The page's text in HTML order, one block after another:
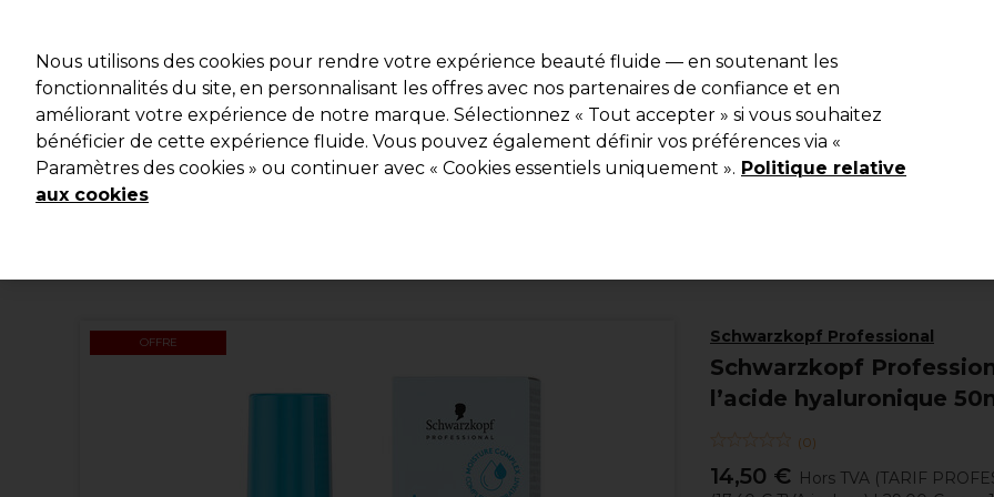
Rechercher
Marques Bons plans Coiffure Electro et Matériel Equipement de salon Beauté Hommes Les
Livraison et délais
Schwarzkopf Professional
Schwarzkopf
l’acide hyaluronique
(0)
14,50 € Hors TVA (TARIF
OFFRE
Nous utilisons des cookies pour rendre votre expérience beauté fluide — en soutenant les
fonctionnalités du site, en personnalisant les offres avec nos partenaires de confiance et en
améliorant votre expérience de notre marque. Sélectionnez « Tout accepter » si vous souhaitez
bénéficier de cette expérience fluide. Vous pouvez également définir vos préférences via «
Paramètres des cookies » ou continuer avec « Cookies essentiels uniquement ». Politique relative
aux cookies